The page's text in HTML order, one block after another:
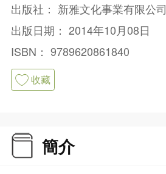
出版社： 新雅文化事業有限公司
出版日期： 2014年10月08日
ISBN： 9789620861840
收藏
簡介